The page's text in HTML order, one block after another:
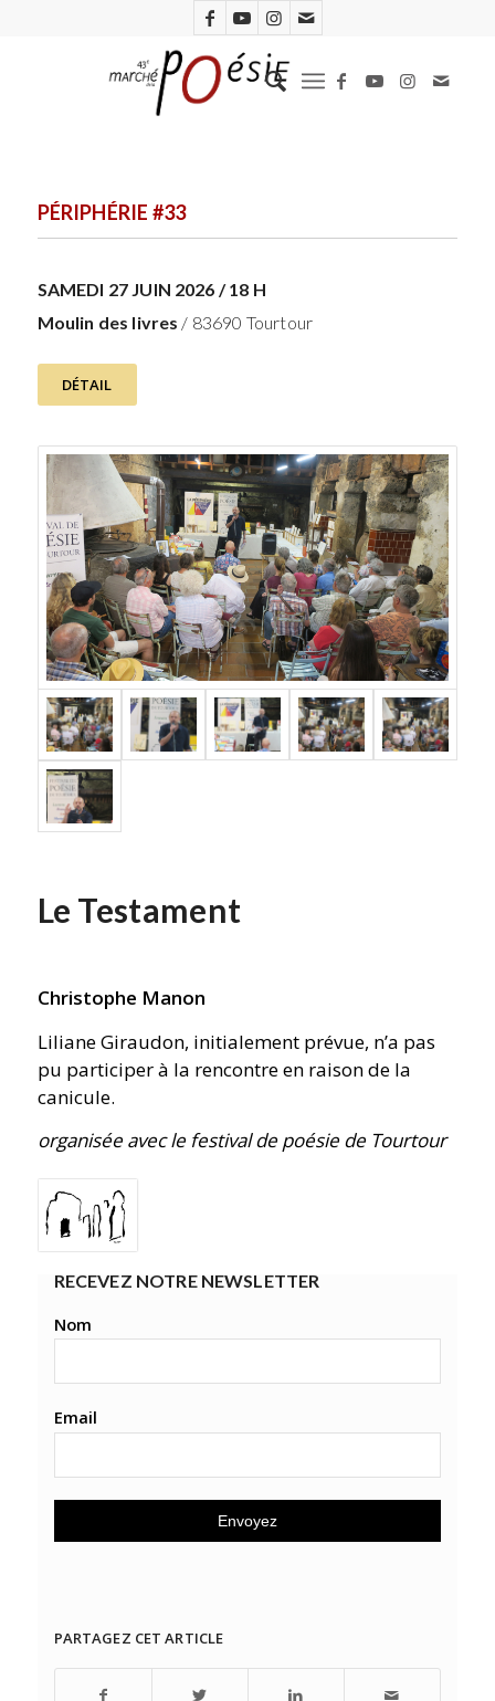
PÉRIPHÉRIE #33
SAMEDI 27 JUIN 2026 / 18 H
Moulin des livres / 83690 Tourtour
DÉTAIL
Le Testament
Christophe Manon
Liliane Giraudon, initialement prévue, n’a pas
pu participer à la rencontre en raison de la
canicule.
organisée avec le festival de poésie de Tourtour
RECEVEZ NOTRE NEWSLETTER
Nom
Email
PARTAGEZ CET ARTICLE